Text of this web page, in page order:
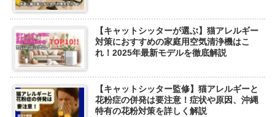
【キャットシッターが選ぶ】猫アレルギー
対策におすすめの家庭用空気清浄機はこ
れ！2025年最新モデルを徹底解説
【キャットシッター監修】猫アレルギーと
花粉症の併発は要注意！症状や原因、沖縄
特有の花粉対策を詳しく解説